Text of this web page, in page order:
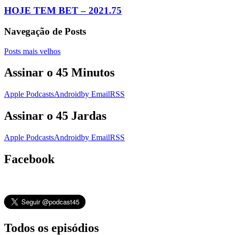
HOJE TEM BET – 2021.75
Navegação de Posts
Posts mais velhos
Assinar o 45 Minutos
Apple PodcastsAndroidby EmailRSS
Assinar o 45 Jardas
Apple PodcastsAndroidby EmailRSS
Facebook
Todos os episódios